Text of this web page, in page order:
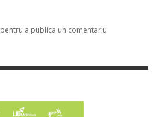
pentru a publica un comentariu.